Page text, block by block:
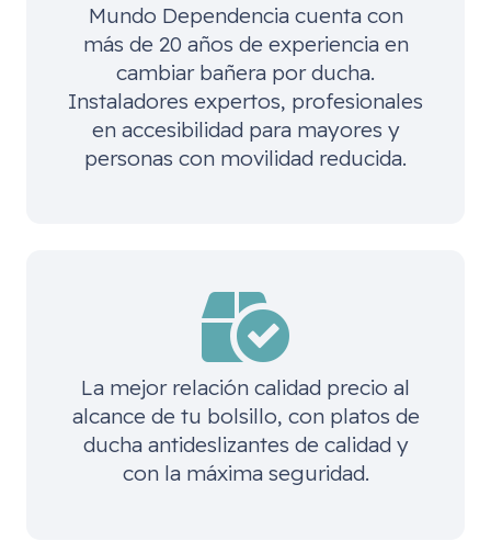
Mundo Dependencia cuenta con
más de 20 años de experiencia en
cambiar bañera por ducha.
Instaladores expertos, profesionales
en accesibilidad para mayores y
personas con movilidad reducida.
La mejor relación calidad precio al
alcance de tu bolsillo, con platos de
ducha antideslizantes de calidad y
con la máxima seguridad.